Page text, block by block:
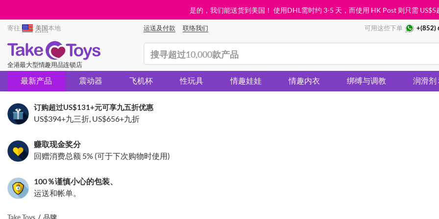
是的，我们能送货到美国！ 使用DHL需时约 3-5 天，而使用 HK Post 则只需 US$5
寄往 美国本地 运送及付款 联络我们 可用这些下单 +(852)
全港最大型情趣用品连锁店
最新产品 震动器 飞机杯 性玩具 情趣娃娃 情趣内衣 绑缚与调教 润滑剂
订购超过US$131+元可享九五折优惠
US$394+九三折, US$656+九折
赚取现金奖分
回赠消费总额 5% (可于下次购物时使用)
100％谨慎小心的包装、
运送和帐单。
Take Toys 品牌